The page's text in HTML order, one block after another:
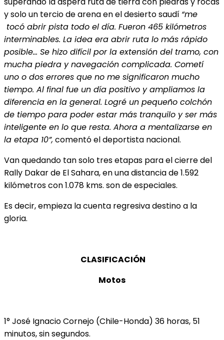
y solo un tercio de arena en el desierto saudí “me
tocó abrir pista todo el día. Fueron 465 kilómetros
interminables. La idea era abrir ruta lo más rápido
posible… Se hizo difícil por la extensión del tramo, con
mucha piedra y navegación complicada. Cometí
uno o dos errores que no me significaron mucho
tiempo. Al final fue un día positivo y ampliamos la
diferencia en la general. Logré un pequeño colchón
de tiempo para poder estar más tranquilo y ser más
inteligente en lo que resta. Ahora a mentalizarse en
la etapa 10”, comentó el deportista nacional.
Van quedando tan solo tres etapas para el cierre del
Rally Dakar de El Sahara, en una distancia de 1.592
kilómetros con 1.078 kms. son de especiales.
Es decir, empieza la cuenta regresiva destino a la
gloria.
CLASIFICACIÓN
Motos
1° José Ignacio Cornejo (Chile-Honda) 36 horas, 51
minutos, sin segundos.